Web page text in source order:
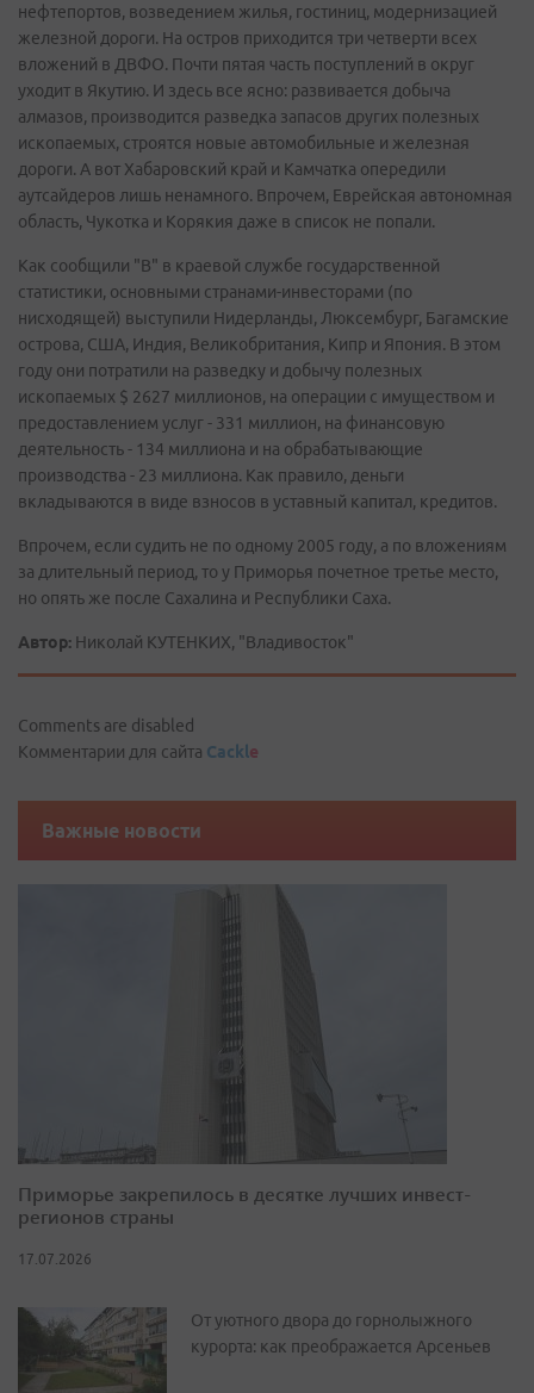
нефтепортов, возведением жилья, гостиниц, модернизацией
железной дороги. На остров приходится три четверти всех
вложений в ДВФО. Почти пятая часть поступлений в округ
уходит в Якутию. И здесь все ясно: развивается добыча
алмазов, производится разведка запасов других полезных
ископаемых, строятся новые автомобильные и железная
дороги. А вот Хабаровский край и Камчатка опередили
аутсайдеров лишь ненамного. Впрочем, Еврейская автономная
область, Чукотка и Корякия даже в список не попали.
Как сообщили "В" в краевой службе государственной
статистики, основными странами-инвесторами (по
нисходящей) выступили Нидерланды, Люксембург, Багамские
острова, США, Индия, Великобритания, Кипр и Япония. В этом
году они потратили на разведку и добычу полезных
ископаемых $ 2627 миллионов, на операции с имуществом и
предоставлением услуг - 331 миллион, на финансовую
деятельность - 134 миллиона и на обрабатывающие
производства - 23 миллиона. Как правило, деньги
вкладываются в виде взносов в уставный капитал, кредитов.
Впрочем, если судить не по одному 2005 году, а по вложениям
за длительный период, то у Приморья почетное третье место,
но опять же после Сахалина и Республики Саха.
Автор: Николай КУТЕНКИХ, "Владивосток"
Comments are disabled
Комментарии для сайта Cackle
Важные новости
Приморье закрепилось в десятке лучших инвест-
регионов страны
17.07.2026
От уютного двора до горнолыжного
курорта: как преображается Арсеньев